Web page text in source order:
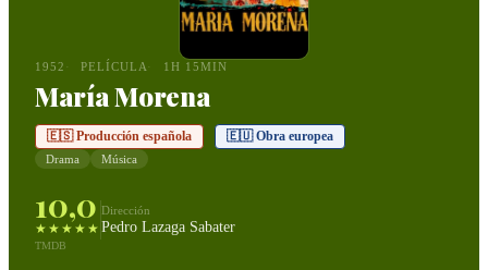
1952 PELÍCULA 1H 15MIN
María Morena
🇪🇸 Producción española 🇪🇺 Obra europea
Drama Música
10,0
★★★★★
TMDB
Dirección
Pedro Lazaga Sabater